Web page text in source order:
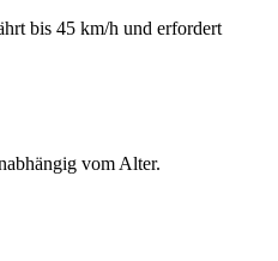
bis 45 km/h und erfordert
vom Alter.